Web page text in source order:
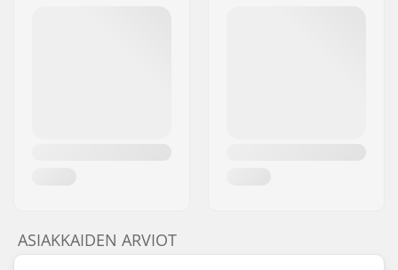
ASIAKKAIDEN ARVIOT